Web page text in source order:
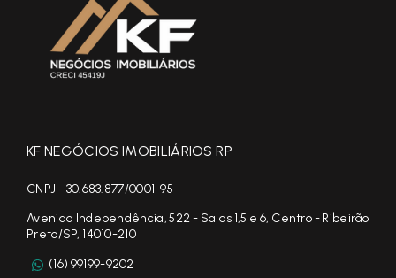
KF NEGÓCIOS IMOBILIÁRIOS RP
CNPJ - 30.683.877/0001-95
Avenida Independência, 522 - Salas 1,5 e 6, Centro - Ribeirão
Preto/SP, 14010-210
(16) 99199-9202